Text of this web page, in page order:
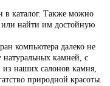
в каталог. Также можно
или найти им достойную
компьютера далеко не
натуральных камней, с
из наших салонов камня,
природной красоты.